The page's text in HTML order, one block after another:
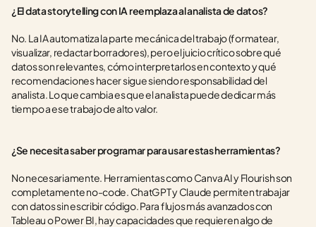
¿El data storytelling con IA reemplaza al analista de datos?
No. La IA automatiza la parte mecánica del trabajo (formatear,
visualizar, redactar borradores), pero el juicio crítico sobre qué
datos son relevantes, cómo interpretarlos en contexto y qué
recomendaciones hacer sigue siendo responsabilidad del
analista. Lo que cambia es que el analista puede dedicar más
tiempo a ese trabajo de alto valor.
¿Se necesita saber programar para usar estas herramientas?
No necesariamente. Herramientas como Canva AI y Flourish son
completamente no-code. ChatGPT y Claude permiten trabajar
con datos sin escribir código. Para flujos más avanzados con
Tableau o Power BI, hay capacidades que requieren algo de